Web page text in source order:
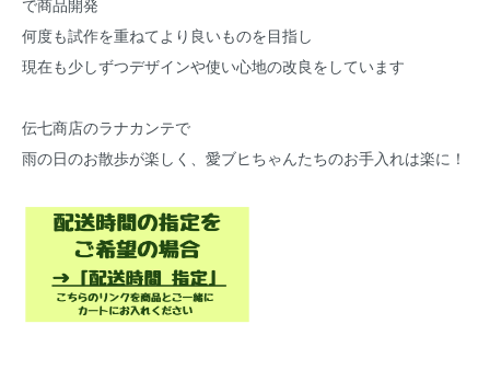
で商品開発
何度も試作を重ねてより良いものを目指し
現在も少しずつデザインや使い心地の改良をしています
伝七商店のラナカンテで
雨の日のお散歩が楽しく、愛ブヒちゃんたちのお手入れは楽に！